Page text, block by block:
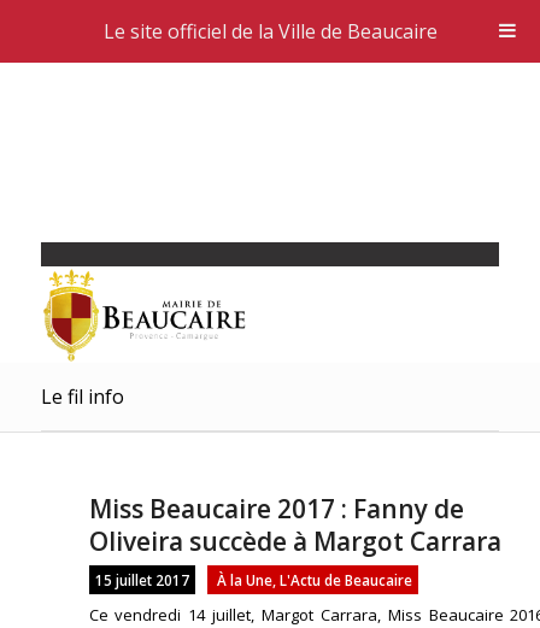
Le fil info
Miss Beaucaire 2017 : Fanny de
Oliveira succède à Margot Carrara
15 juillet 2017 À la Une, L'Actu de Beaucaire
Ce vendredi 14 juillet, Margot Carrara, Miss Beaucaire
Le site officiel de la Ville de Beaucaire